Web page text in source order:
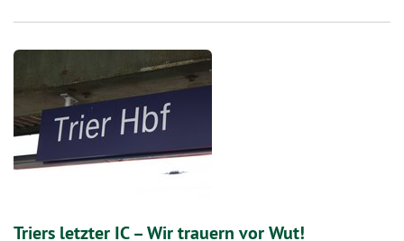
Triers letzter IC – Wir trauern vor Wut!